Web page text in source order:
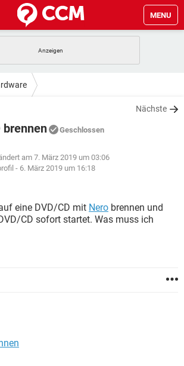
MENU
TIKTOK
TIKTOK
STREAMING
INSTAGRAM
HARDWARE
STREAMING
TIKTOK
IOS
Nächste
brennen Geschlossen
am 7. März 2019 um 03:06
- 6. März 2019 um 16:18
eine DVD/CD mit Nero brennen und
CD sofort startet. Was muss ich